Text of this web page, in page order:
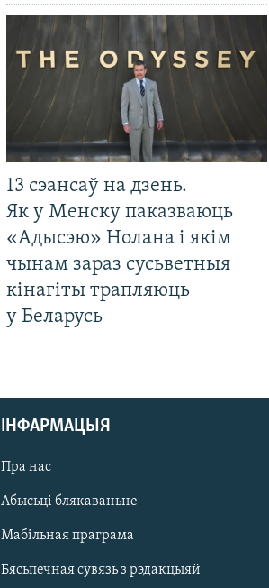
13 сэансаў на дзень.
Як у Менску паказваюць
«Адысэю» Нолана і якім
чынам зараз сусьветныя
кінагіты трапляюць
у Беларусь
ІНФАРМАЦЫЯ
Пра нас
Абысьці блякаваньне
Мабільная праграма
Бясьпечная сувязь з рэдакцыяй